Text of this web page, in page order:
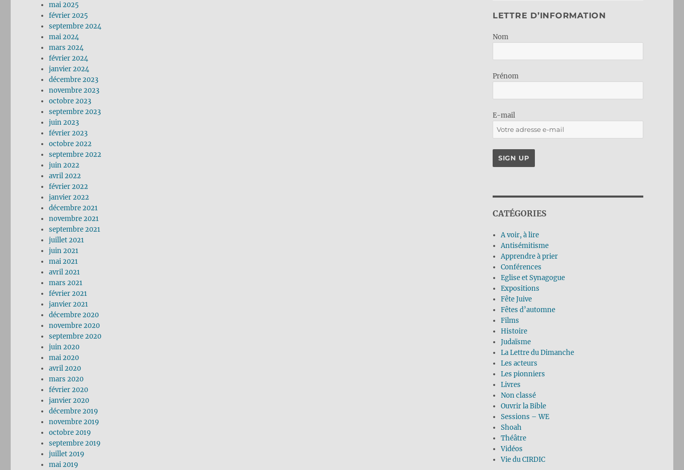
mai 2025
février 2025
septembre 2024
mai 2024
mars 2024
février 2024
janvier 2024
décembre 2023
novembre 2023
octobre 2023
septembre 2023
juin 2023
février 2023
octobre 2022
septembre 2022
juin 2022
avril 2022
février 2022
janvier 2022
décembre 2021
novembre 2021
septembre 2021
juillet 2021
juin 2021
mai 2021
avril 2021
mars 2021
février 2021
janvier 2021
décembre 2020
novembre 2020
septembre 2020
juin 2020
mai 2020
avril 2020
mars 2020
février 2020
janvier 2020
décembre 2019
novembre 2019
octobre 2019
septembre 2019
juillet 2019
mai 2019
LETTRE D’INFORMATION
Nom
Prénom
E-mail
CATÉGORIES
A voir, à lire
Antisémitisme
Apprendre à prier
Conférences
Eglise et Synagogue
Expositions
Fête Juive
Fêtes d’automne
Films
Histoire
Judaïsme
La Lettre du Dimanche
Les acteurs
Les pionniers
Livres
Non classé
Ouvrir la Bible
Sessions – WE
Shoah
Théâtre
Vidéos
Vie du CIRDIC